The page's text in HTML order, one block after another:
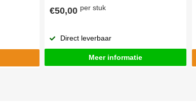
€50,00 per stuk
Direct leverbaar
Meer informatie